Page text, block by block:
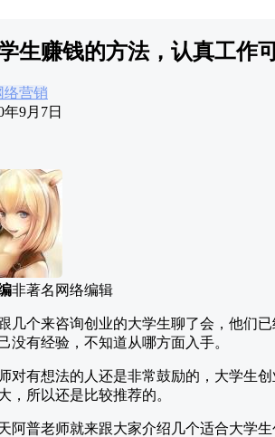
生赚钱的方法，认真工作
络营销
年9月7日
非著名网络编辑
几个来咨询创业的大学生聊了会，他们
没有经验，不知道从哪方面入手。
对有想法的人还是非常鼓励的，大学生
，所以还是比较推荐的。
阿普老师就来跟大家介绍几个适合大学生